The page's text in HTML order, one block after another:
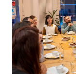
Angebot